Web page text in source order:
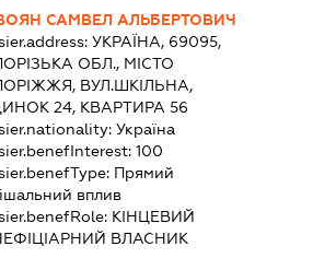
САМВЕЛ АЛЬБЕРТОВИЧ
УКРАЇНА, 69095,
ОБЛ., МІСТО
ВУЛ.ШКІЛЬНА,
24, КВАРТИРА 56
Україна
100
Прямий
вплив
КІНЦЕВИЙ
ВЛАСНИК